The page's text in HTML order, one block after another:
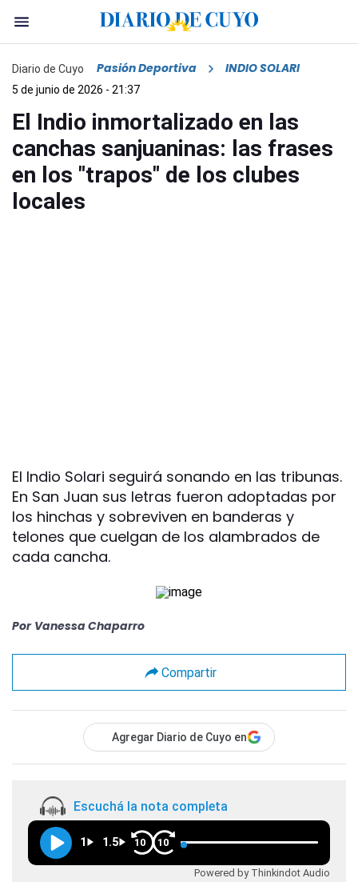
Diario de Cuyo Pasión Deportiva INDIO SOLARI
5 de junio de 2026 - 21:37
El Indio inmortalizado en las
canchas sanjuaninas: las frases
en los "trapos" de los clubes
locales
El Indio Solari seguirá sonando en las tribunas.
En San Juan sus letras fueron adoptadas por
los hinchas y sobreviven en banderas y
telones que cuelgan de los alambrados de
cada cancha.
Por Vanessa Chaparro
Compartir
Agregar Diario de Cuyo en
Escuchá la nota completa
1 1.5 10 10
Powered by Thinkindot Audio